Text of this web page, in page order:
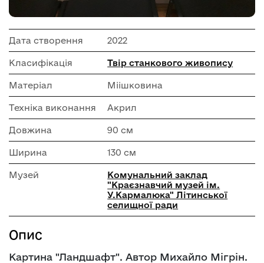
Дата створення 2022
Класифікація Твір станкового живопису
Матеріал Міішковина
Техніка виконання Акрил
Довжина 90 см
Ширина 130 см
Музей
Комунальний заклад
"Краєзнавчий музей ім.
У.Кармалюка" Літинської
селищної ради
Опис
Картина "Ландшафт". Автор Михайло Мігрін.